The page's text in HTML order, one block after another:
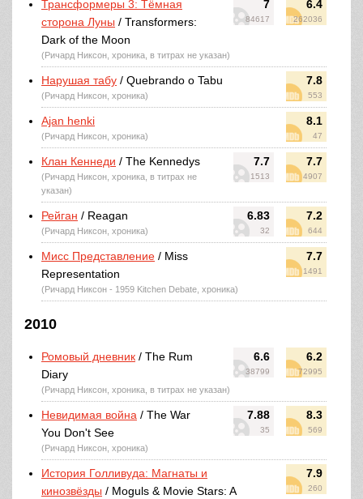
7
84617
6.4
262036
Трансформеры 3: Тёмная
сторона Луны / Transformers:
Dark of the Moon
(Ричард Никсон, хроника, в титрах не указан)
7.8
553
Нарушая табу / Quebrando o Tabu
(Ричард Никсон, хроника)
8.1
47
Ajan henki
(Ричард Никсон, хроника)
7.7
1513
7.7
4907
Клан Кеннеди / The Kennedys
(Ричард Никсон, хроника, в титрах не
указан)
6.83
32
7.2
644
Рейган / Reagan
(Ричард Никсон, хроника)
7.7
1491
Мисс Представление / Miss
Representation
(Ричард Никсон - 1959 Kitchen Debate, хроника)
2010
6.6
38799
6.2
72995
Ромовый дневник / The Rum
Diary
(Ричард Никсон, хроника, в титрах не указан)
7.88
35
8.3
569
Невидимая война / The War
You Don't See
(Ричард Никсон, хроника)
7.9
260
История Голливуда: Магнаты и
кинозвёзды / Moguls & Movie Stars: A